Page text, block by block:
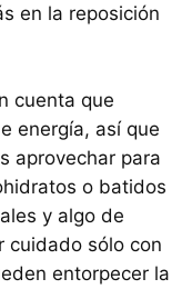
en la reposición
cuenta que
energía, así que
aprovechar para
o batidos
y algo de
cuidado sólo con
entorpecer la